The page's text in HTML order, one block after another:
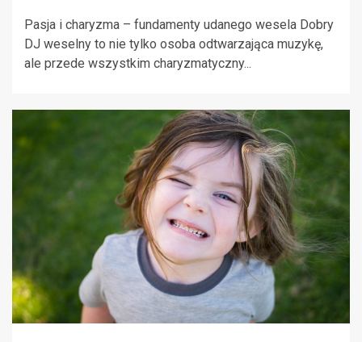
Pasja i charyzma – fundamenty udanego wesela Dobry
DJ weselny to nie tylko osoba odtwarzająca muzykę,
ale przede wszystkim charyzmatyczny...